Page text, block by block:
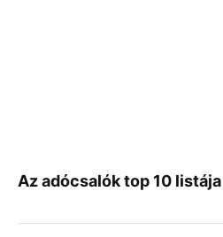
Az adócsalók top 10 listája